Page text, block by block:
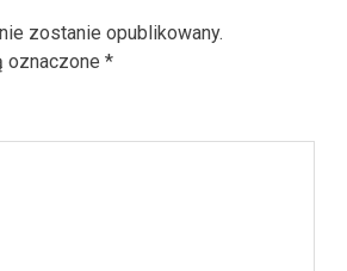
zostanie opublikowany.
oznaczone*